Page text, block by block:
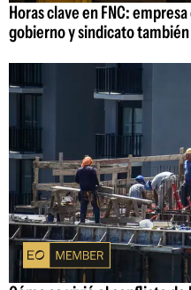
Horas clave en FNC:
gobierno y sindicato